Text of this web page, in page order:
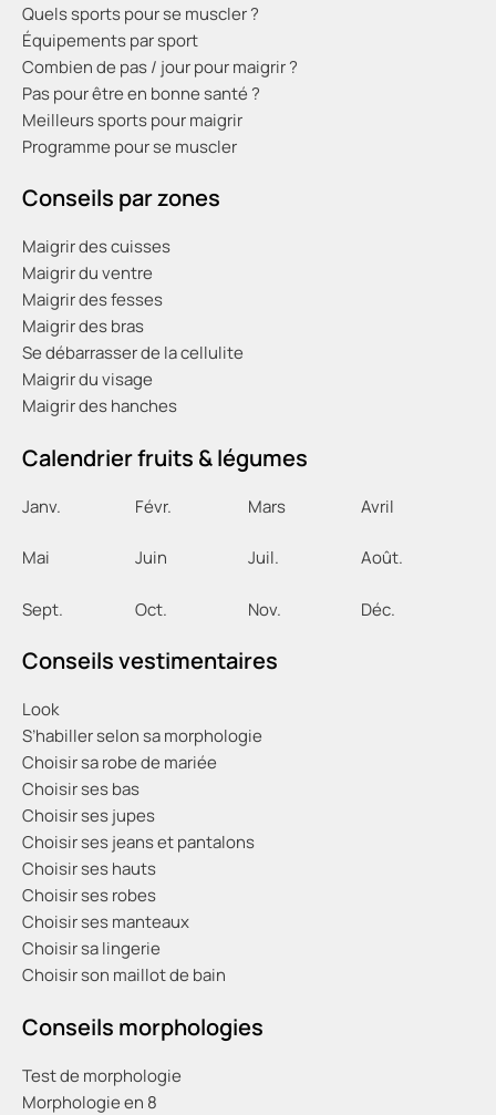
Quels sports pour se muscler ?
Équipements par sport
Combien de pas / jour pour maigrir ?
Pas pour être en bonne santé ?
Meilleurs sports pour maigrir
Programme pour se muscler
Conseils par zones
Maigrir des cuisses
Maigrir du ventre
Maigrir des fesses
Maigrir des bras
Se débarrasser de la cellulite
Maigrir du visage
Maigrir des hanches
Calendrier fruits & légumes
Janv. Févr. Mars Avril
Mai Juin Juil. Août.
Sept. Oct. Nov. Déc.
Conseils vestimentaires
Look
S’habiller selon sa morphologie
Choisir sa robe de mariée
Choisir ses bas
Choisir ses jupes
Choisir ses jeans et pantalons
Choisir ses hauts
Choisir ses robes
Choisir ses manteaux
Choisir sa lingerie
Choisir son maillot de bain
Conseils morphologies
Test de morphologie
Morphologie en 8